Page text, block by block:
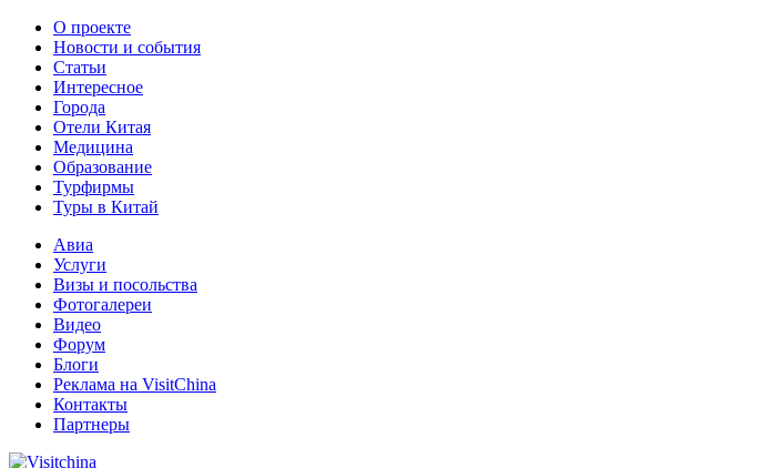
О проекте
Новости и события
Статьи
Интересное
Города
Отели Китая
Медицина
Образование
Турфирмы
Туры в Китай
Авиа
Услуги
Визы и посольства
Фотогалереи
Видео
Форум
Блоги
Реклама на VisitChina
Контакты
Партнеры